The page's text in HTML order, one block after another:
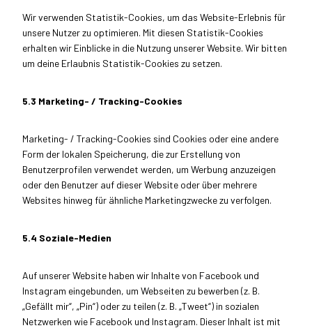
Wir verwenden Statistik-Cookies, um das Website-Erlebnis für
unsere Nutzer zu optimieren. Mit diesen Statistik-Cookies
erhalten wir Einblicke in die Nutzung unserer Website. Wir bitten
um deine Erlaubnis Statistik-Cookies zu setzen.
5.3 Marketing- / Tracking-Cookies
Marketing- / Tracking-Cookies sind Cookies oder eine andere
Form der lokalen Speicherung, die zur Erstellung von
Benutzerprofilen verwendet werden, um Werbung anzuzeigen
oder den Benutzer auf dieser Website oder über mehrere
Websites hinweg für ähnliche Marketingzwecke zu verfolgen.
5.4 Soziale-Medien
Auf unserer Website haben wir Inhalte von Facebook und
Instagram eingebunden, um Webseiten zu bewerben (z. B.
„Gefällt mir“, „Pin“) oder zu teilen (z. B. „Tweet“) in sozialen
Netzwerken wie Facebook und Instagram. Dieser Inhalt ist mit